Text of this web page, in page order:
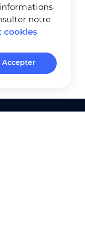
notre
cookies
Accepter